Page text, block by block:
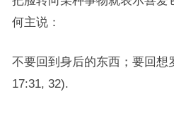
何主说：
不要回到身后的东西；要回想
17:31, 32).